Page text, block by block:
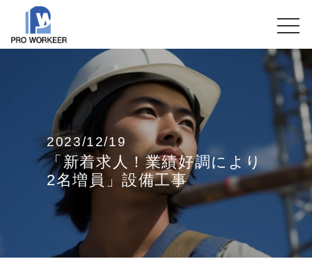
2023/12/19
「新着求人！業績好調により
2名増員」設備工事